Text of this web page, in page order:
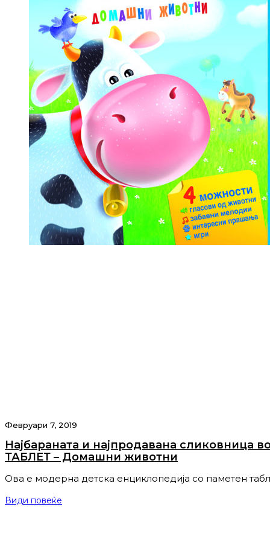
Февруари 7, 2019
Најбараната и најпродавана
ТАБЛЕТ – Домашни животни
Ова е модерна детска енциклопедија со паметен
Види повеќе